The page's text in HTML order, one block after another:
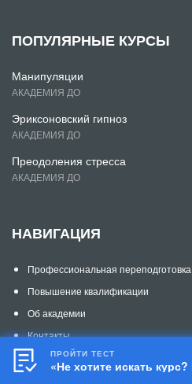
ПОПУЛЯРНЫЕ КУРСЫ
Манипуляции
АКАДЕМИЯ ДО
Эриксоновский гипноз
АКАДЕМИЯ ДО
Преодоления стресса
АКАДЕМИЯ ДО
НАВИГАЦИЯ
Профессиональная переподготовка
Повышение квалификации
Об академии
Контакты
Курсы РКИ для иностранцев
ПРОЙТИ ТЕСТ